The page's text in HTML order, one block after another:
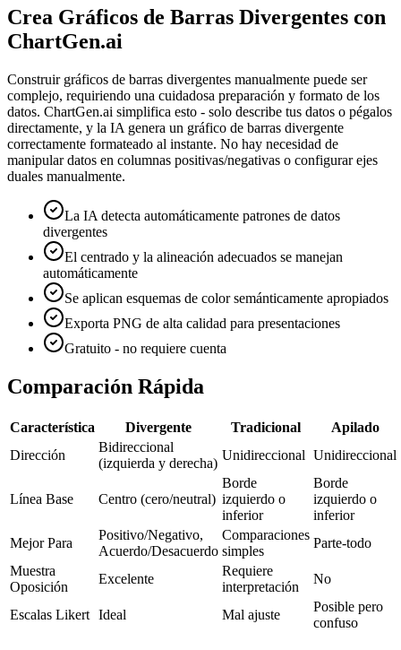
Crea Gráficos de Barras Divergentes con
ChartGen.ai
Construir gráficos de barras divergentes manualmente puede ser
complejo, requiriendo una cuidadosa preparación y formato de los
datos. ChartGen.ai simplifica esto - solo describe tus datos o pégalos
directamente, y la IA genera un gráfico de barras divergente
correctamente formateado al instante. No hay necesidad de
manipular datos en columnas positivas/negativas o configurar ejes
duales manualmente.
La IA detecta automáticamente patrones de datos
divergentes
El centrado y la alineación adecuados se manejan
automáticamente
Se aplican esquemas de color semánticamente apropiados
Exporta PNG de alta calidad para presentaciones
Gratuito - no requiere cuenta
Comparación Rápida
Característica Divergente Tradicional
Apilado
Dirección
Bidireccional
(izquierda y derecha)
Unidireccional Unidireccional
Línea Base Centro (cero/neutral)
Borde
izquierdo o
inferior
Borde
izquierdo o
inferior
Mejor Para
Positivo/Negativo,
Acuerdo/Desacuerdo
Comparaciones
simples
Parte-todo
Muestra
Oposición
Excelente
Requiere
interpretación
No
Escalas Likert Ideal Mal ajuste
Posible pero
confuso